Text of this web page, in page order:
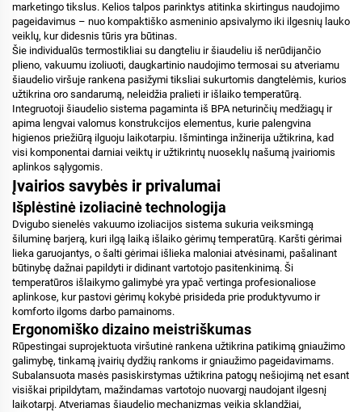
marketingo tikslus. Kelios talpos parinktys atitinka skirtingus naudojimo
pageidavimus – nuo kompaktiško asmeninio apsivalymo iki ilgesnių lauko
veiklų, kur didesnis tūris yra būtinas.
Šie individualūs termostikliai su dangteliu ir šiaudeliu iš nerūdijančio
plieno, vakuumu izoliuoti, daugkartinio naudojimo termosai su atveriamu
šiaudelio viršuje rankena pasižymi tiksliai sukurtomis dangtelėmis, kurios
užtikrina oro sandarumą, neleidžia pralieti ir išlaiko temperatūrą.
Integruotoji šiaudelio sistema pagaminta iš BPA neturinčių medžiagų ir
apima lengvai valomus konstrukcijos elementus, kurie palengvina
higienos priežiūrą ilguoju laikotarpiu. Išmintinga inžinerija užtikrina, kad
visi komponentai darniai veiktų ir užtikrintų nuoseklų našumą įvairiomis
aplinkos sąlygomis.
Įvairios savybės ir privalumai
Išplėstinė izoliacinė technologija
Dvigubo sienelės vakuumo izoliacijos sistema sukuria veiksmingą
šiluminę barjerą, kuri ilgą laiką išlaiko gėrimų temperatūrą. Karšti gėrimai
lieka garuojantys, o šalti gėrimai išlieka maloniai atvėsinami, pašalinant
būtinybę dažnai papildyti ir didinant vartotojo pasitenkinimą. Ši
temperatūros išlaikymo galimybė yra ypač vertinga profesionaliose
aplinkose, kur pastovi gėrimų kokybė prisideda prie produktyvumo ir
komforto ilgoms darbo pamainoms.
Ergonomiško dizaino meistriškumas
Rūpestingai suprojektuota viršutinė rankena užtikrina patikimą gniaužimo
galimybę, tinkamą įvairių dydžių rankoms ir gniaužimo pageidavimams.
Subalansuota masės pasiskirstymas užtikrina patogų nešiojimą net esant
visiškai pripildytam, mažindamas vartotojo nuovargį naudojant ilgesnį
laikotarpį. Atveriamas šiaudelio mechanizmas veikia sklandžiai,